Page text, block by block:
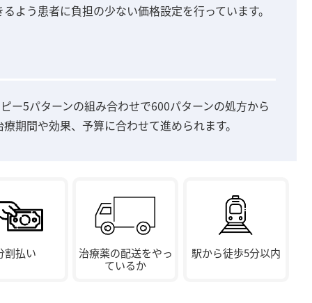
よう患者に負担の少ない価格設定を行っています。
ー5パターンの組み合わせで600パターンの処方から
期間や効果、予算に合わせて進められます。
割払い
治療薬の配送をやっ
ているか
駅から徒歩5分以内